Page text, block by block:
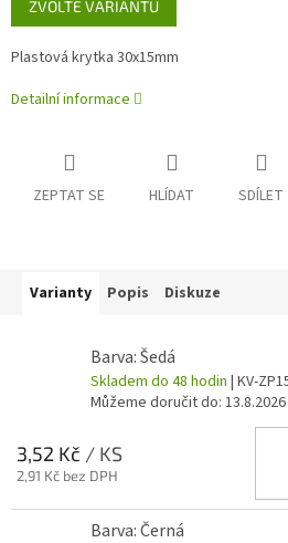
cena:
ZVOLTE VARIANTU
Plastová krytka 30x15mm
Detailní informace
ZEPTAT SE HLÍDAT SDÍLET
Varianty Popis Diskuze
Barva: Šedá
Skladem do 48 hodin | KV-
Můžeme doručit do: 13.8.2026
3,52 Kč / KS
2,91 Kč bez DPH
Barva: Černá